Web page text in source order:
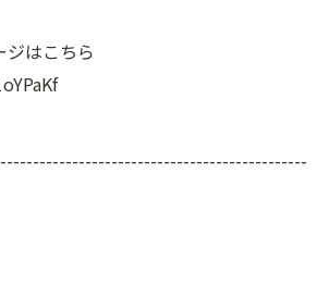
はこちら